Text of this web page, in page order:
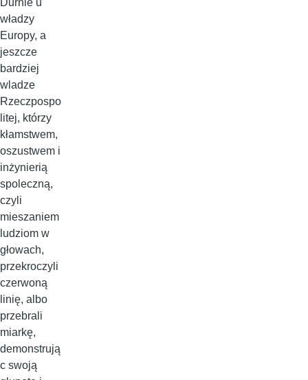
Durnie u
władzy
Europy, a
jeszcze
bardziej
wladze
Rzeczpospo
litej, którzy
kłamstwem,
oszustwem i
inżynierią
spoleczną,
czyli
mieszaniem
ludziom w
głowach,
przekroczyli
czerwoną
linię, albo
przebrali
miarkę,
demonstrują
c swoją